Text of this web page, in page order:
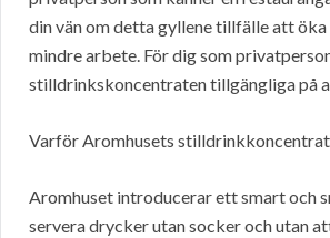
din vän om detta gyllene tillfälle att
mindre arbete. För dig som
stilldrinkskoncentraten tillgängliga på
Varför Aromhusets
Aromhuset introducerar ett smart och
servera drycker utan socker och utan